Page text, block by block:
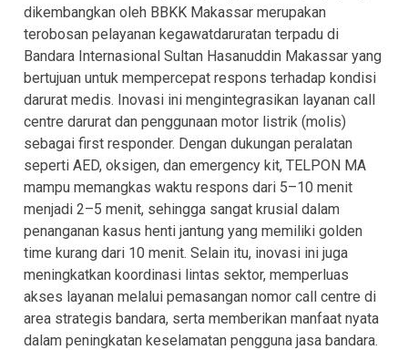
dikembangkan oleh BBKK Makassar merupakan
terobosan pelayanan kegawatdaruratan terpadu di
Bandara Internasional Sultan Hasanuddin Makassar yang
bertujuan untuk mempercepat respons terhadap kondisi
darurat medis. Inovasi ini mengintegrasikan layanan call
centre darurat dan penggunaan motor listrik (molis)
sebagai first responder. Dengan dukungan peralatan
seperti AED, oksigen, dan emergency kit, TELPON MA
mampu memangkas waktu respons dari 5–10 menit
menjadi 2–5 menit, sehingga sangat krusial dalam
penanganan kasus henti jantung yang memiliki golden
time kurang dari 10 menit. Selain itu, inovasi ini juga
meningkatkan koordinasi lintas sektor, memperluas
akses layanan melalui pemasangan nomor call centre di
area strategis bandara, serta memberikan manfaat nyata
dalam peningkatan keselamatan pengguna jasa bandara.